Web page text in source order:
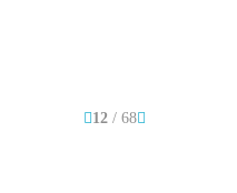
12 / 68